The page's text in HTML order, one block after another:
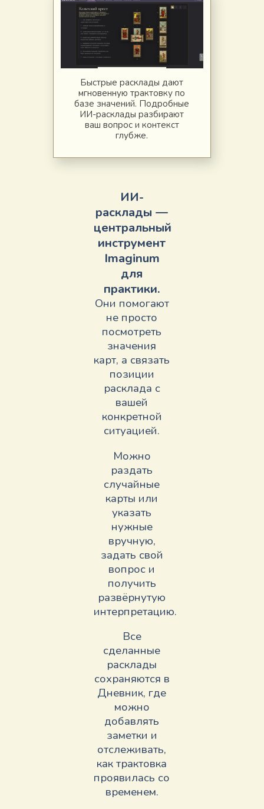
Быстрые расклады дают
мгновенную трактовку по
базе значений. Подробные
ИИ-расклады разбирают
ваш вопрос и контекст
глубже.
ИИ-
расклады —
центральный
инструмент
Imaginum
для
практики.
Они помогают
не просто
посмотреть
значения
карт, а связать
позиции
расклада с
вашей
конкретной
ситуацией.
Можно
раздать
случайные
карты или
указать
нужные
вручную,
задать свой
вопрос и
получить
развёрнутую
интерпретацию.
Все
сделанные
расклады
сохраняются в
Дневник, где
можно
добавлять
заметки и
отслеживать,
как трактовка
проявилась со
временем.